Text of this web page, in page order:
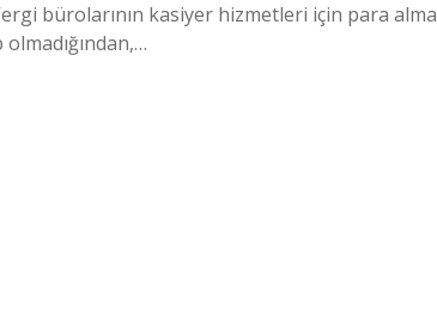
bürolarının kasiyer hizmetleri için para alma